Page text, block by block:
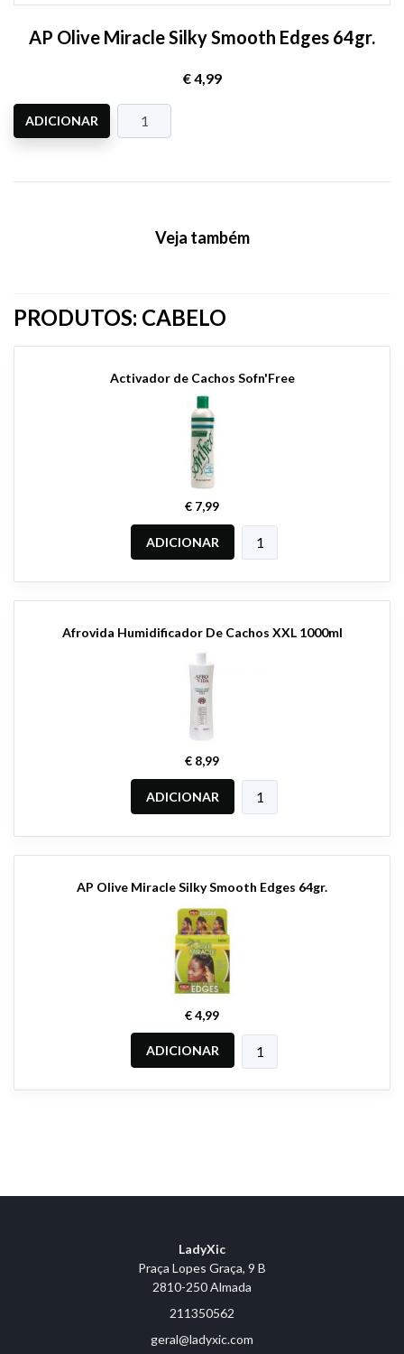
AP Olive Miracle Silky Smooth Edges 64gr.
€ 4,99
ADICIONAR
Veja também
PRODUTOS: CABELO
Activador de Cachos Sofn'Free
€ 7,99
ADICIONAR
Afrovida Humidificador De Cachos XXL 1000ml
€ 8,99
ADICIONAR
AP Olive Miracle Silky Smooth Edges 64gr.
€ 4,99
ADICIONAR
LadyXic
Praça Lopes Graça, 9 B
2810-250 Almada
211350562
geral@ladyxic.com